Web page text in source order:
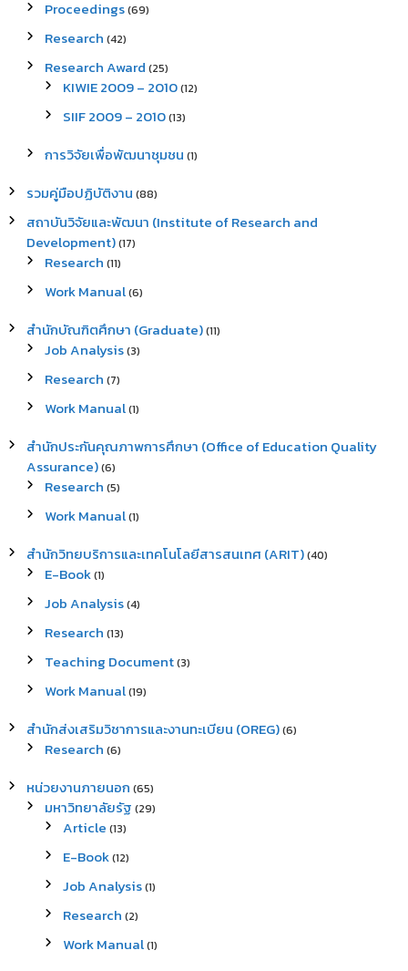
Proceedings(69)
Research (42)
Research Award (25)
KIWIE 2009 – 2010(12)
SIIF 2009 – 2010(13)
การวิจัยเพื่อพัฒนาชุมชน (1)
รวมคู่มือปฏิบัติงาน (88)
สถาบันวิจัยและพัฒนา (Institute of Research and
Development)(17)
Research (11)
Work Manual(6)
สำนักบัณฑิตศึกษา (Graduate)(11)
Job Analysis(3)
Research (7)
Work Manual(1)
สำนักประกันคุณภาพการศึกษา (Office of Education Quality
Assurance)(6)
Research (5)
Work Manual(1)
สำนักวิทยบริการและเทคโนโลยีสารสนเทศ (ARIT)(40)
E-Book(1)
Job Analysis(4)
Research (13)
Teaching Document(3)
Work Manual(19)
สำนักส่งเสริมวิชาการและงานทะเบียน (OREG)(6)
Research (6)
หน่วยงานภายนอก (65)
มหาวิทยาลัยรัฐ (29)
Article (13)
E-Book(12)
Job Analysis(1)
Research (2)
Work Manual(1)